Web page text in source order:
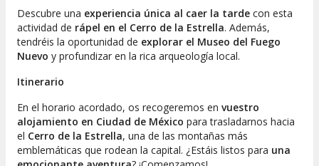
Descubre una experiencia única al caer la tarde con esta
actividad de rápel en el Cerro de la Estrella. Además,
tendréis la oportunidad de explorar el Museo del Fuego
Nuevo y profundizar en la rica arqueología local.
Itinerario
En el horario acordado, os recogeremos en vuestro
alojamiento en Ciudad de México para trasladarnos hacia
el Cerro de la Estrella, una de las montañas más
emblemáticas que rodean la capital. ¿Estáis listos para una